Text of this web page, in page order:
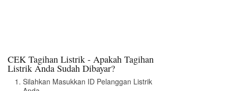
CEK Tagihan Listrik - Apakah Tagihan
Listrik Anda Sudah Dibayar?
Silahkan Masukkan ID Pelanggan Listrik